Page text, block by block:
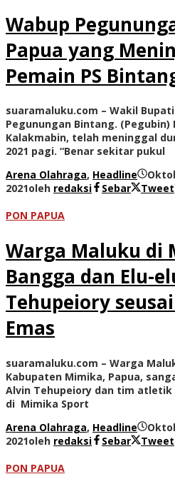
Wabup
Papua yang
Pemain PS
suaramaluku.com – Wakil
Pegunungan Bintang. (Pegubin)
Kalakmabin, telah meninggal
2021 pagi. “Benar sekitar pukul
Arena Olahraga, Headline
2021oleh redaksi Sebar
Tweet
PON PAPUA
Warga Maluku di
Bangga dan Elu-
Tehupeiory
Emas
suaramaluku.com – Warga
Kabupaten Mimika, Papua,
Alvin Tehupeiory dan tim
di Mimika Sport
Arena Olahraga, Headline
2021oleh redaksi Sebar
Tweet
PON PAPUA